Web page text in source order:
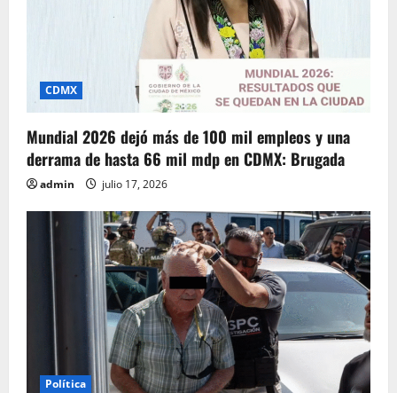
CDMX
Mundial 2026 dejó más de 100 mil empleos y una
derrama de hasta 66 mil mdp en CDMX: Brugada
admin julio 17, 2026
Política